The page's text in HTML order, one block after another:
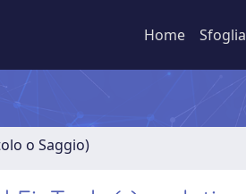
Home Sfoglia
o Saggio)